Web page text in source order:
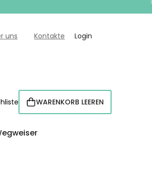
uns Kontakte Login
WARENKORB
WARENKORB LEEREN